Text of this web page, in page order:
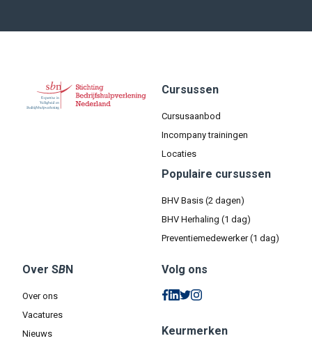
Cursussen
Cursusaanbod
Incompany trainingen
Locaties
Populaire cursussen
BHV Basis (2 dagen)
BHV Herhaling (1 dag)
Preventiemedewerker (1 dag)
Over SBN
Over ons
Vacatures
Nieuws
Volg ons
Keurmerken